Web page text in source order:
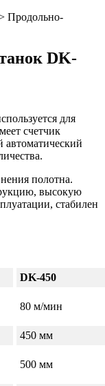
Продольно-
DK-
для
счетчик
автоматический
полотна.
высокую
стабилен
DK-450
80 м/мин
450 мм
500 мм